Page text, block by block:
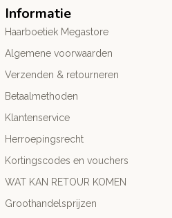
Informatie
Haarboetiek Megastore
Algemene voorwaarden
Verzenden & retourneren
Betaalmethoden
Klantenservice
Herroepingsrecht
Kortingscodes en vouchers
WAT KAN RETOUR KOMEN
Groothandelsprijzen